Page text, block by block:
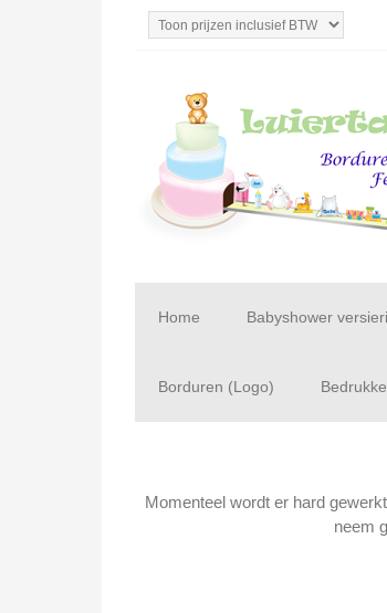
Home Babyshower
Borduren (Logo)
Momenteel wordt er hard
neem